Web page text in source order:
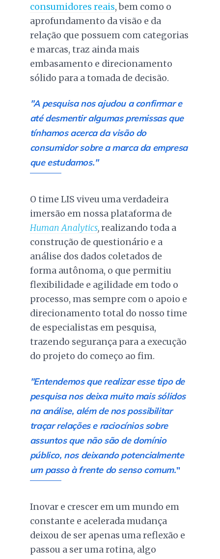
consumidores reais, bem como o
aprofundamento da visão e da
relação que possuem com categorias
e marcas, traz ainda mais
embasamento e direcionamento
sólido para a tomada de decisão.
"A pesquisa nos ajudou a confirmar e
até desmentir algumas premissas que
tínhamos acerca da visão do
consumidor sobre a marca da empresa
que estudamos."
O time LIS viveu uma verdadeira
imersão em nossa plataforma de
Human Analytics,realizando toda a
construção de questionário e a
análise dos dados coletados de
forma autônoma, o que permitiu
flexibilidade e agilidade em todo o
processo, mas sempre com o apoio e
direcionamento total do nosso time
de especialistas em pesquisa,
trazendo segurança para a execução
do projeto do começo ao fim.
"Entendemos que realizar esse tipo de
pesquisa nos deixa muito mais sólidos
na análise, além de nos possibilitar
traçar relações e raciocínios sobre
assuntos que não são de domínio
público, nos deixando potencialmente
um passo à frente do senso comum."
Inovar e crescer em um mundo em
constante e acelerada mudança
deixou de ser apenas uma reflexão e
passou a ser uma rotina, algo